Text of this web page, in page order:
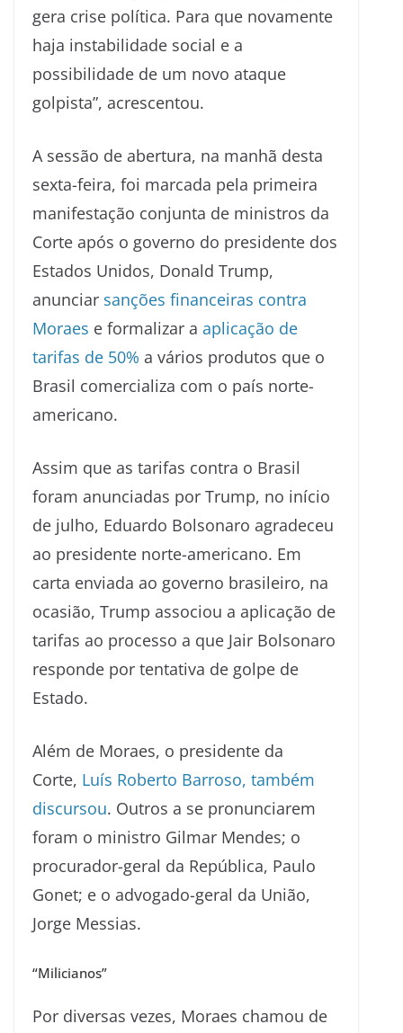
gera crise política. Para que novamente
haja instabilidade social e a
possibilidade de um novo ataque
golpista”, acrescentou.
A sessão de abertura, na manhã desta
sexta-feira, foi marcada pela primeira
manifestação conjunta de ministros da
Corte após o governo do presidente dos
Estados Unidos, Donald Trump,
anunciar sanções financeiras contra
Moraes e formalizar a aplicação de
tarifas de 50% a vários produtos que o
Brasil comercializa com o país norte-
americano.
Assim que as tarifas contra o Brasil
foram anunciadas por Trump, no início
de julho, Eduardo Bolsonaro agradeceu
ao presidente norte-americano. Em
carta enviada ao governo brasileiro, na
ocasião, Trump associou a aplicação de
tarifas ao processo a que Jair Bolsonaro
responde por tentativa de golpe de
Estado.
Além de Moraes, o presidente da
Corte, Luís Roberto Barroso, também
discursou. Outros a se pronunciarem
foram o ministro Gilmar Mendes; o
procurador-geral da República, Paulo
Gonet; e o advogado-geral da União,
Jorge Messias.
“Milicianos”
Por diversas vezes, Moraes chamou de